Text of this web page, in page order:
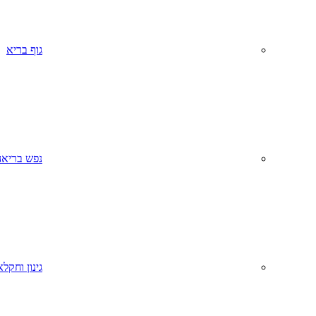
גוף בריא
נפש
גינון